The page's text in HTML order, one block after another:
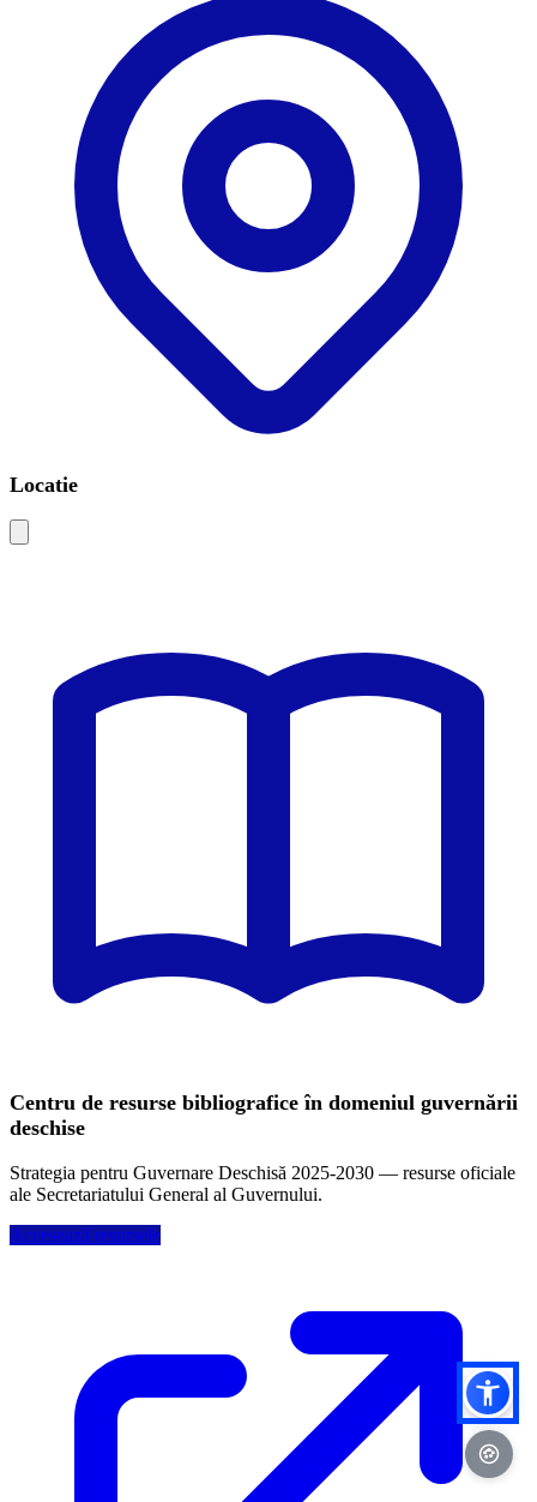
Locatie
Centru de resurse bibliografice în domeniul guvernării
deschise
Strategia pentru Guvernare Deschisă 2025-2030 — resurse oficiale
ale Secretariatului General al Guvernului.
Accesează resursele